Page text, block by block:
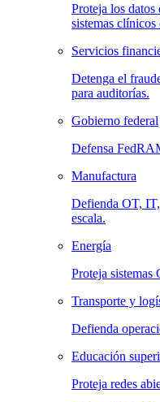
Proteja los datos
sistemas clínicos
Servicios
Detenga el
para auditorías.
Gobierno federal
Defensa
Manufactura
Defienda OT,
escala.
Energía
Proteja sistemas
Transporte y
Defienda
Educación
Proteja redes